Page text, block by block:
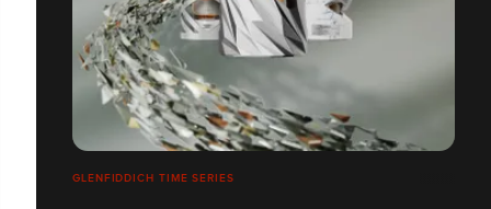
GLENFIDDICH TIME SERIES